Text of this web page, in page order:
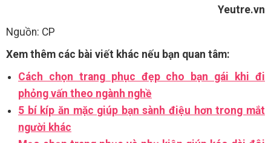
Yeutre.vn
Nguồn: CP
Xem thêm các bài viết khác nếu bạn quan tâm:
Cách chọn trang phục đẹp cho bạn gái khi đi
phỏng vấn theo ngành nghề
5 bí kíp ăn mặc giúp bạn sành điệu hơn trong mắt
người khác